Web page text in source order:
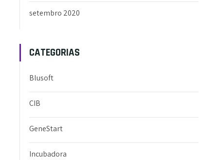
setembro 2020
CATEGORIAS
Blusoft
CIB
GeneStart
Incubadora